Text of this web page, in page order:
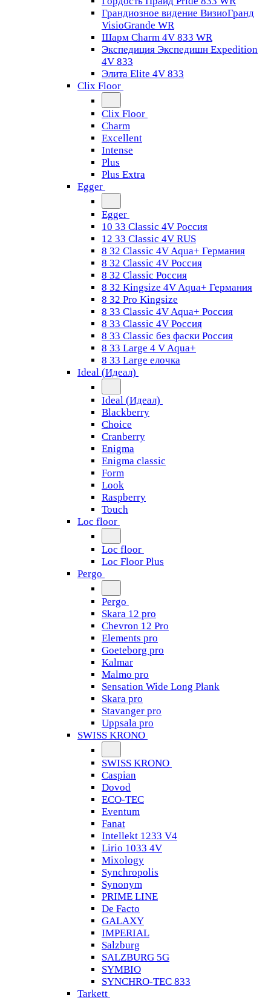
Грандиозное видение ВизиоГранд
VisioGrande WR
Шарм Charm 4V 833 WR
Экспедиция Экспедишн Expedition
4V 833
Элита Elite 4V 833
Clix Floor
Clix Floor
Charm
Excellent
Intense
Plus
Plus Extra
Egger
Egger
10 33 Classic 4V Россия
12 33 Classic 4V RUS
8 32 Classic 4V Aqua+ Германия
8 32 Classic 4V Россия
8 32 Classic Россия
8 32 Kingsize 4V Aqua+ Германия
8 32 Pro Kingsize
8 33 Classic 4V Aqua+ Россия
8 33 Classic 4V Россия
8 33 Classic без фаски Россия
8 33 Large 4 V Aqua+
8 33 Large елочка
Ideal (Идеал)
Ideal (Идеал)
Blackberry
Choice
Cranberry
Enigma
Enigma classic
Form
Look
Raspberry
Touch
Loc floor
Loc floor
Loc Floor Plus
Pergo
Pergo
Skara 12 pro
Chevron 12 Pro
Elements pro
Goeteborg pro
Kalmar
Malmo pro
Sensation Wide Long Plank
Skara pro
Stavanger pro
Uppsala pro
SWISS KRONO
SWISS KRONO
Caspian
Dovod
ECO-TEC
Eventum
Fanat
Intellekt 1233 V4
Lirio 1033 4V
Mixology
Synchropolis
Synonym
PRIME LINE
De Facto
GALAXY
IMPERIAL
Salzburg
SALZBURG 5G
SYMBIO
SYNCHRO-TEC 833
Tarkett